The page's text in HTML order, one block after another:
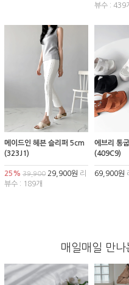
뷰수 : 439
메이드인 헤븐 슬리퍼 5cm
(323J1)
25% 39,900 29,900원 리
뷰수 : 189개
에브리 통
(409C9)
69,900원
매일매일 만